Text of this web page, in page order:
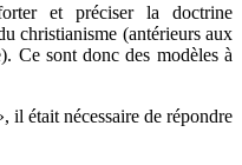
et préciser la doctrine
christianisme (antérieurs aux
Ce sont donc des modèles à
il était nécessaire de répondre